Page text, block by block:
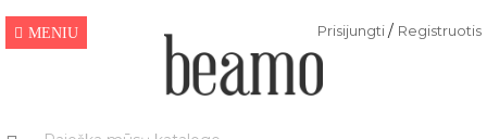
MENIU Prisijungti/ Registruotis